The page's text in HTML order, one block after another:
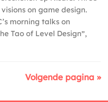
on game design.
morning talks on
Tao of Level Design”,
Volgende pagina »